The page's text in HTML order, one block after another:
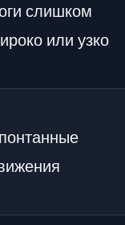
слишком
или узко